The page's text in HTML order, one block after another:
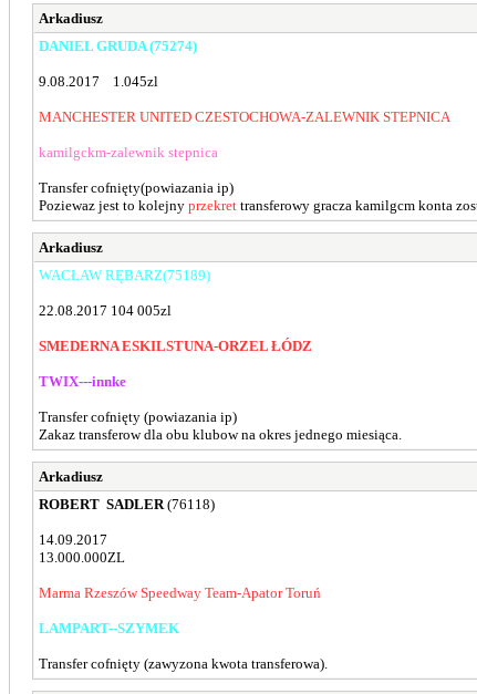
Arkadiusz
DANIEL GRUDA (75274)
9.08.2017 1.045zl
MANCHESTER UNITED CZESTOCHOWA-ZALEWNIK STEPNICA
kamilgckm-zalewnik stepnica
Transfer cofnięty(powiazania ip)
Poziewaz jest to kolejny przekret transferowy gracza kamilgcm konta
Arkadiusz
WACŁAW RĘBARZ(75189)
22.08.2017 104 005zl
SMEDERNA ESKILSTUNA-ORZEL ŁÓDZ
TWIX---innke
Transfer cofnięty (powiazania ip)
Zakaz transferow dla obu klubow na okres jednego miesiąca.
Arkadiusz
ROBERT SADLER (76118)
14.09.2017
13.000.000ZL
Marma Rzeszów Speedway Team-Apator Toruń
LAMPART--SZYMEK
Transfer cofnięty (zawyzona kwota transferowa).